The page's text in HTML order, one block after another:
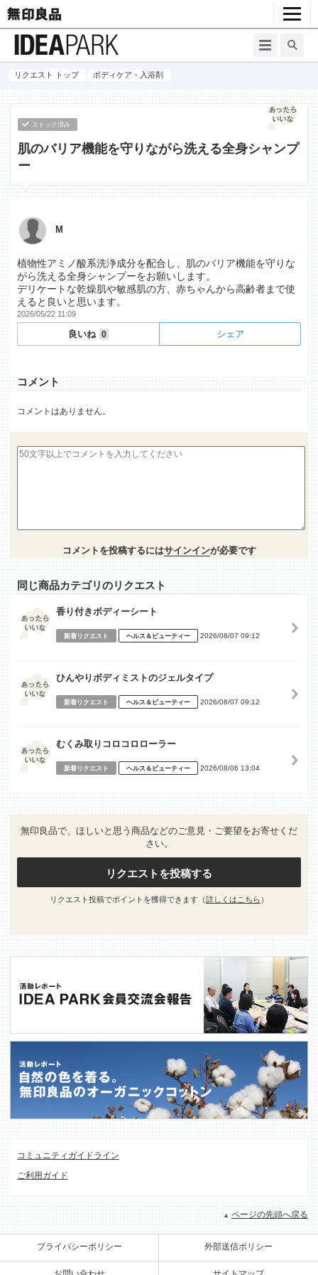
リクエスト トップ ボディケア・入浴剤
ストック済み
肌のバリア機能を守りながら洗える全身シャンプ
ー
M
植物性アミノ酸系洗浄成分を配合し、肌のバリア機能を守りな
がら洗える全身シャンプーをお願いします。
デリケートな乾燥肌や敏感肌の方、赤ちゃんから高齢者まで使
えると良いと思います。
2026/05/22 11:09
良いね 0 シェア
コメント
コメントはありません。
コメントを投稿するにはサインインが必要です
同じ商品カテゴリのリクエスト
香り付きボディーシート
新着リクエスト ヘルス＆ビューティー 2026/08/07 09:12
ひんやりボディミストのジェルタイプ
新着リクエスト ヘルス＆ビューティー 2026/08/07 09:12
むくみ取りコロコロローラー
新着リクエスト ヘルス＆ビューティー 2026/08/06 13:04
無印良品で、ほしいと思う商品などのご意見・ご要望をお寄せくだ
さい。
リクエストを投稿する
リクエスト投稿でポイントを獲得できます（詳しくはこちら ）
コミュニティガイドライン
ご利用ガイド
ページの先頭へ戻る
プライバシーポリシー 外部送信ポリシー